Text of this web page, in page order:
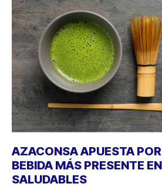
AZACONSA APUESTA
BEBIDA MÁS PRESENTE
SALUDABLES